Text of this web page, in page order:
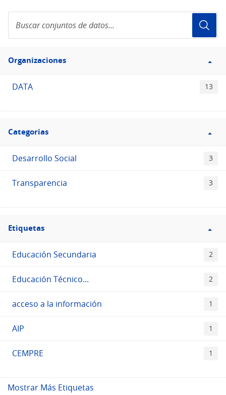
conjuntos
de
Filtro
Organizaciones
Organizaciones
DATA 13
Filtro
Categorias
Categorias
Desarrollo Social 3
Transparencia 3
Filtro
Etiquetas
Etiquetas
Educación Secundaria 2
Educación Técnico... 2
acceso a la información 1
AIP 1
CEMPRE 1
Mostrar Más Etiquetas